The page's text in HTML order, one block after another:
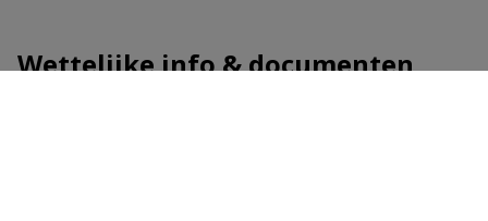
Wettelijke info & documenten